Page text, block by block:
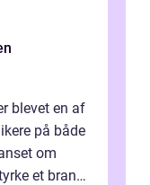
blevet en af
på både
om
et brand,